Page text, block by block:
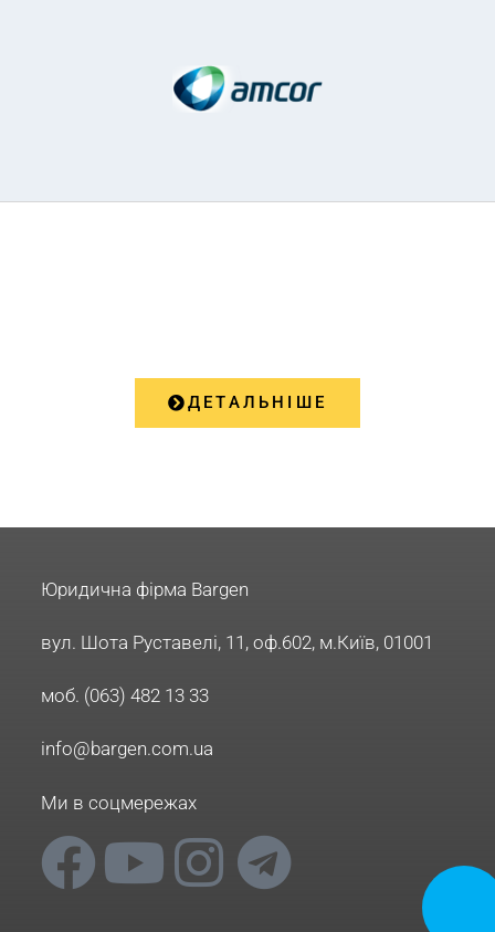
ДЕТАЛЬНІШЕ
Юридична фірма Bargen
вул. Шота Руставелі, 11, оф.602, м.Київ, 01001
моб. (063) 482 13 33
info@bargen.com.ua
Ми в соцмережах